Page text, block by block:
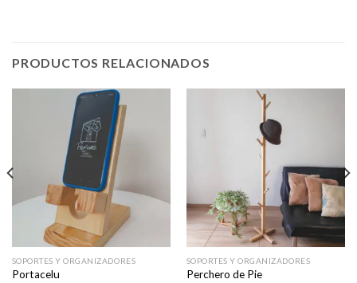
PRODUCTOS RELACIONADOS
SOPORTES Y ORGANIZADORES
Portacelu
SOPORTES Y ORGANIZADORES
Perchero de Pie